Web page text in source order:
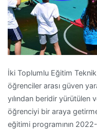
İki Toplumlu Eğitim
öğrenciler arası güven
yılından beridir yürütülen
öğrenciyi bir araya
eğitimi programının